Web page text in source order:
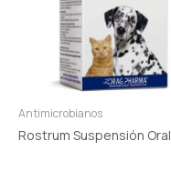
Antimicrobianos
Rostrum Suspensión Oral